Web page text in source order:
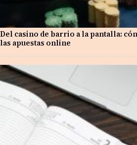
Del casino de barrio a la pantalla:
las apuestas online